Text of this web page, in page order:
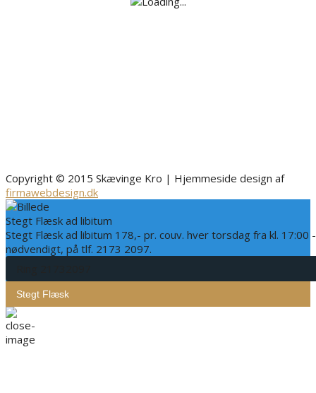
Copyright © 2015 Skævinge Kro | Hjemmeside design af
firmawebdesign.dk
Stegt Flæsk ad libitum
Stegt Flæsk ad libitum 178,- pr. couv. hver torsdag fra kl. 17:00
nødvendigt, på tlf. 2173 2097.
Stegt Flæsk